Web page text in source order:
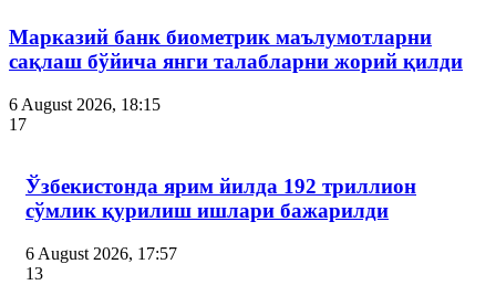
Марказий банк биометрик маълумотларни
сақлаш бўйича янги талабларни жорий қилди
6 August 2026, 18:15
17
Ўзбекистонда ярим йилда 192 триллион
сўмлик қурилиш ишлари бажарилди
6 August 2026, 17:57
13